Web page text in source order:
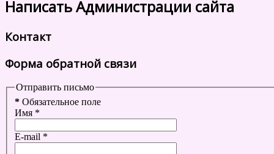
Написать Администрации сайта
Контакт
Форма обратной связи
Отправить письмо
* Обязательное поле
Имя *
E-mail *